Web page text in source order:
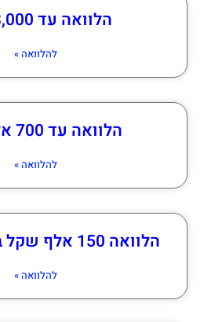
הלוואה עד 3,000 ש"ח
להלוואה »
הלוואה עד 700 אלף ש"ח
להלוואה »
הלוואה 150 אלף שקל באישור מהיר
להלוואה »